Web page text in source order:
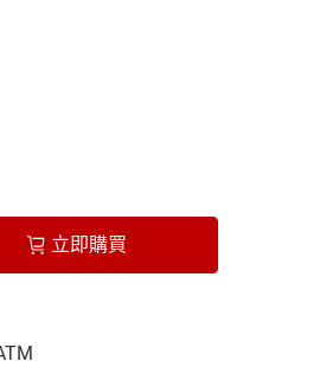
立即購買